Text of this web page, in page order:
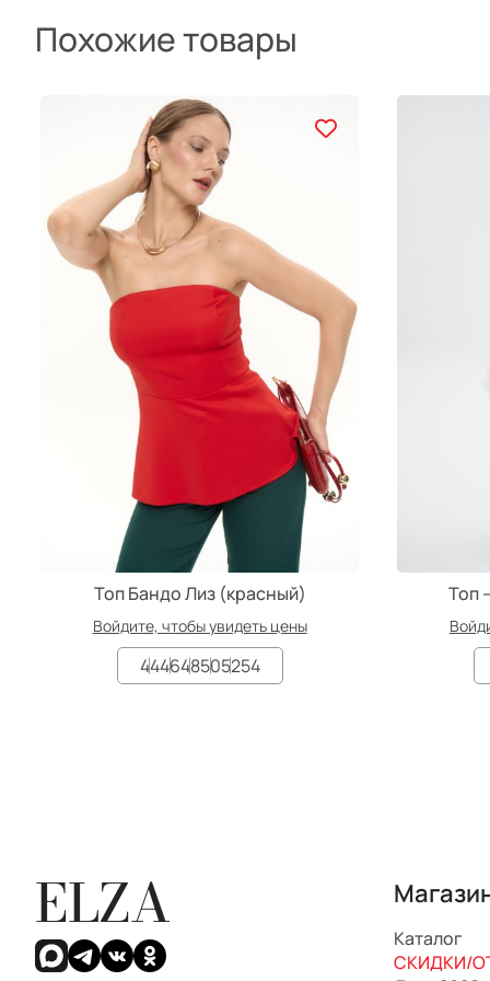
Похожие товары
Топ Бандо Лиз (красный)
Войдите, чтобы увидеть цены
444648505254
Топ
ELZA
Каталог
СКИДКИ/